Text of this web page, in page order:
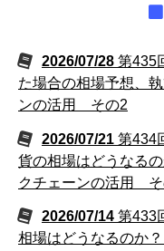
2026/07/28 第435
た場合の相場予想、
ンの活用 その2
2026/07/21 第434
貨の相場はどうなる
クチェーンの活用 そ
2026/07/14 第433
相場はどうなるのか